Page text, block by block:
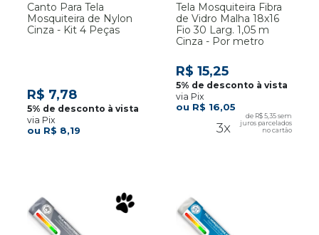
Canto Para Tela
Mosquiteira de Nylon
Cinza - Kit 4 Peças
R$ 8,19
R$ 7,78
via Pix
Tela Mosquiteira Fibra
de Vidro Malha 18x16
Fio 30 Larg. 1,05 m
Cinza - Por metro
R$ 16,05
3x
R$ 5,35
R$ 15,25
via Pix